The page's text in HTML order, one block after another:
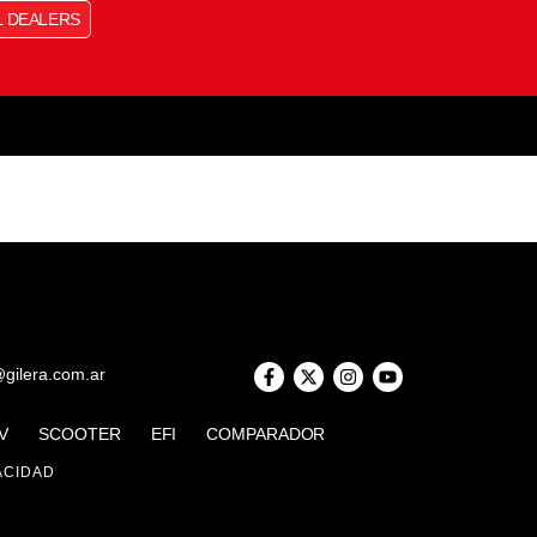
DEALERS
SCOOTER EFI COMPARADOR